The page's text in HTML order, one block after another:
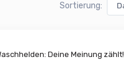
Sortierung:
Deine Meinung zählt!